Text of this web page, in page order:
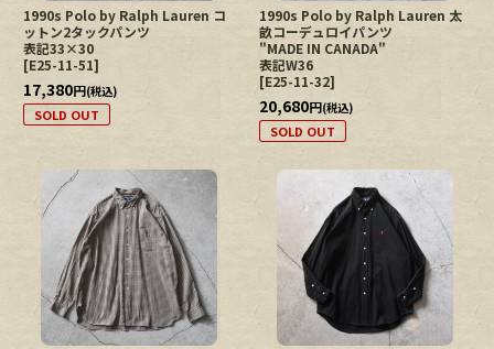
1990s Polo by Ralph Lauren コ
ットン2タックパンツ
表記33×30
[E25-11-51]
17,380円(税込)
SOLD OUT
1990s Polo by Ralph Lauren 太
畝コーデュロイパンツ
"MADE IN CANADA"
表記W36
[E25-11-32]
20,680円(税込)
SOLD OUT